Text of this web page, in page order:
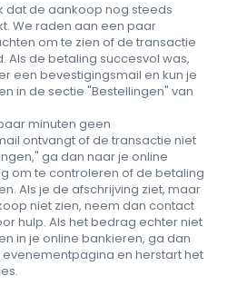
dat de aankoop nog steeds
We raden aan een paar
om te zien of de transactie
Als de betaling succesvol was,
een bevestigingsmail en kun je
in de sectie "Bestellingen" van
minuten geen
ontvangt of de transactie niet
ga dan naar je online
om te controleren of de betaling
Als je de afschrijving ziet, maar
niet zien, neem dan contact
hulp. Als het bedrag echter niet
in je online bankieren, ga dan
en herstart het